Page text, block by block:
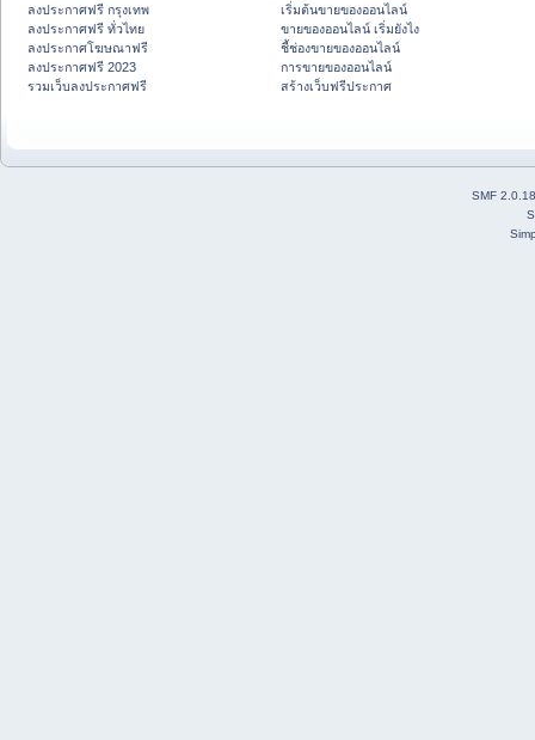
ลงประกาศฟรี กรุงเทพ
ลงประกาศฟรี ทั่วไทย
ลงประกาศโฆษณาฟรี
ลงประกาศฟรี 2023
รวมเว็บลงประกาศฟรี
เริ่มต้นขายของออนไลน์
ขายของออนไลน์ เริ่มยังไง
ชี้ช่องขายของออนไลน์
การขายของออนไลน์
สร้างเว็บฟรีประกาศ
SMF 2.0.18